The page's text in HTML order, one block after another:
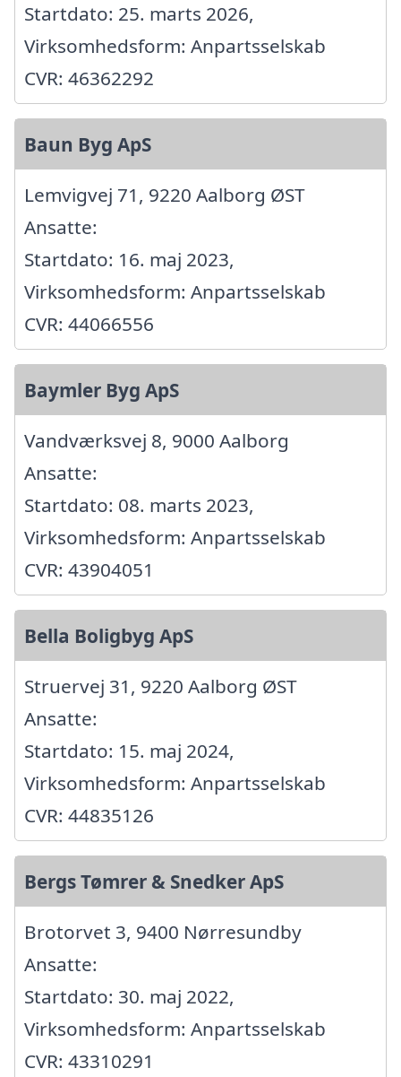
Startdato: 25. marts 2026,
Virksomhedsform: Anpartsselskab
CVR: 46362292
Baun Byg ApS
Lemvigvej 71, 9220 Aalborg ØST
Ansatte:
Startdato: 16. maj 2023,
Virksomhedsform: Anpartsselskab
CVR: 44066556
Baymler Byg ApS
Vandværksvej 8, 9000 Aalborg
Ansatte:
Startdato: 08. marts 2023,
Virksomhedsform: Anpartsselskab
CVR: 43904051
Bella Boligbyg ApS
Struervej 31, 9220 Aalborg ØST
Ansatte:
Startdato: 15. maj 2024,
Virksomhedsform: Anpartsselskab
CVR: 44835126
Bergs Tømrer & Snedker ApS
Brotorvet 3, 9400 Nørresundby
Ansatte:
Startdato: 30. maj 2022,
Virksomhedsform: Anpartsselskab
CVR: 43310291